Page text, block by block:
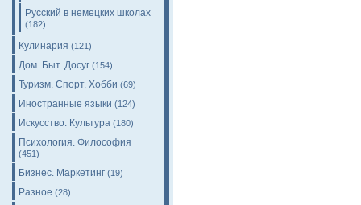
Русский в немецких школах
(182)
Кулинария (121)
Дом. Быт. Досуг (154)
Туризм. Спорт. Хобби (69)
Иностранные языки (124)
Искусство. Культура (180)
Психология. Философия
(451)
Бизнес. Маркетинг (19)
Разное (28)